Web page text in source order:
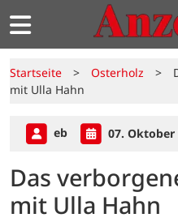
Startseite > Osterholz >
mit Ulla Hahn
eb 07. Oktober
Das
mit Ulla Hahn